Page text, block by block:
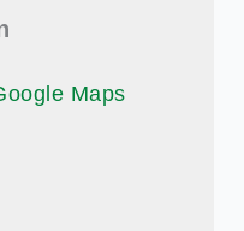
Maps